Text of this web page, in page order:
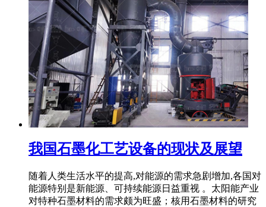
我国石墨化工艺设备的现状及展望
随着人类生活水平的提高,对能源的需求急剧增加,各国对
能源特别是新能源、可持续能源日益重视 。太阳能产业
对特种石墨材料的需求颇为旺盛；核用石墨材料的研究